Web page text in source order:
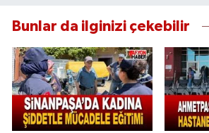
Bunlar da ilginizi çekebilir